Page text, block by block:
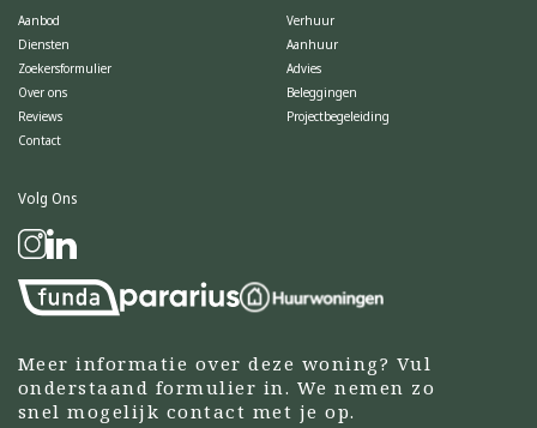
Aanbod
Diensten
Zoekersformulier
Over ons
Reviews
Contact
Verhuur
Aanhuur
Advies
Beleggingen
Projectbegeleiding
Volg Ons
Meer informatie over deze woning? Vul
onderstaand formulier in. We nemen zo
snel mogelijk contact met je op.